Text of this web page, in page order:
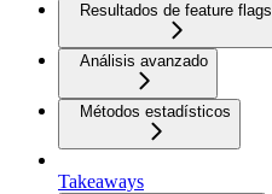
Resultados de feature flags
Análisis avanzado
Métodos estadísticos
Takeaways